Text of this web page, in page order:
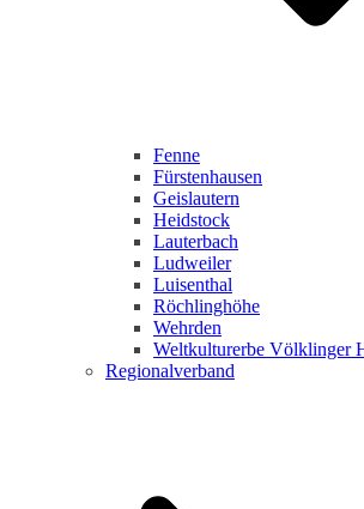
Fenne
Fürstenhausen
Geislautern
Heidstock
Lauterbach
Ludweiler
Luisenthal
Röchlinghöhe
Wehrden
Weltkulturerbe Völklinger
Regionalverband